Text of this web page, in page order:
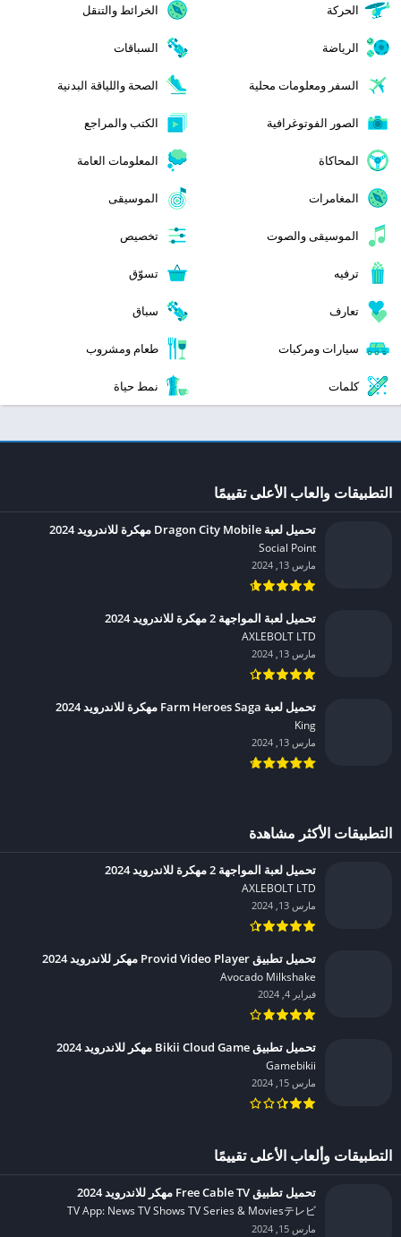
الحركة الخرائط والتنقل
الرياضة السباقات
السفر ومعلومات محلية الصحة واللياقة البدنية
الصور الفوتوغرافية الكتب والمراجع
المحاكاة المعلومات العامة
المغامرات الموسيقى
الموسيقى والصوت تخصيص
ترفيه تسوّق
تعارف سباق
سيارات ومركبات طعام ومشروب
كلمات نمط حياة
التطبيقات والعاب الأعلى تقييمًا
تحميل لعبة Dragon City Mobile مهكرة للاندرويد 2024
Social Point‏
مارس 13, 2024
تحميل لعبة المواجهة 2 مهكرة للاندرويد 2024
AXLEBOLT LTD‏
مارس 13, 2024
تحميل لعبة Farm Heroes Saga مهكرة للاندرويد 2024
King‏
مارس 13, 2024
التطبيقات الأكثر مشاهدة
تحميل لعبة المواجهة 2 مهكرة للاندرويد 2024
AXLEBOLT LTD‏
مارس 13, 2024
تحميل تطبيق Provid Video Player مهكر للاندرويد 2024
Avocado Milkshake‏
فبراير 4, 2024
تحميل تطبيق Bikii Cloud Game مهكر للاندرويد 2024
Gamebikii‏
مارس 15, 2024
التطبيقات وألعاب الأعلى تقييمًا
تحميل تطبيق Free Cable TV مهكر للاندرويد 2024
TV App: News TV Shows TV Series & Moviesテレビ‏
مارس 15, 2024